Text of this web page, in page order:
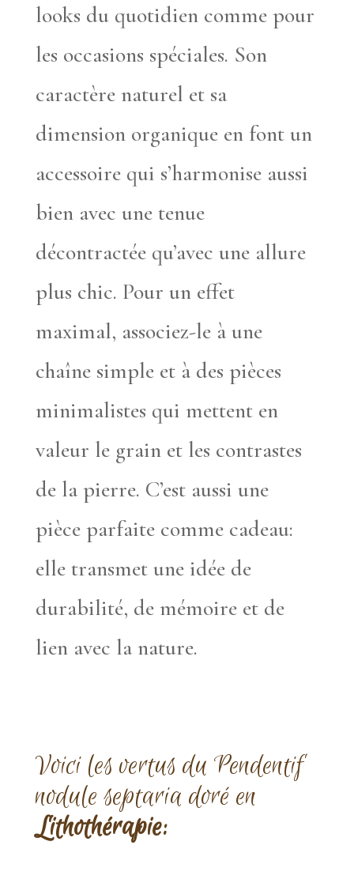
looks du quotidien comme pour
les occasions spéciales. Son
caractère naturel et sa
dimension organique en font un
accessoire qui s’harmonise aussi
bien avec une tenue
décontractée qu’avec une allure
plus chic. Pour un effet
maximal, associez-le à une
chaîne simple et à des pièces
minimalistes qui mettent en
valeur le grain et les contrastes
de la pierre. C’est aussi une
pièce parfaite comme cadeau:
elle transmet une idée de
durabilité, de mémoire et de
lien avec la nature.
Voici les vertus du Pendentif
nodule septaria doré en
Lithothérapie: